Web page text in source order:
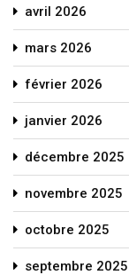
avril 2026
mars 2026
février 2026
janvier 2026
décembre 2025
novembre 2025
octobre 2025
septembre 2025